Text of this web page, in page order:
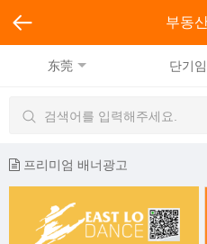
부동
东莞 단기
프리미엄 배너광고